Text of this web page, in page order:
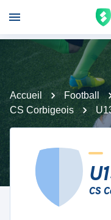
Accueil Football
CS Corbigeois
CS